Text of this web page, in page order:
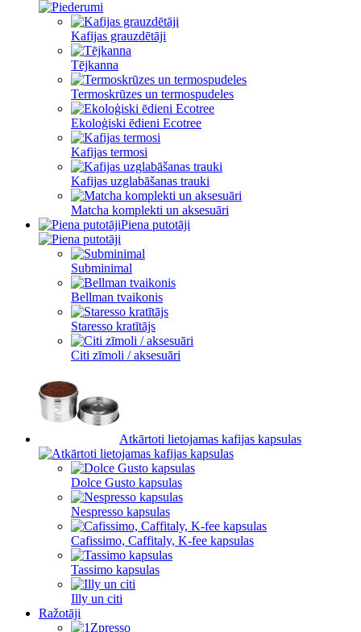
Kafijas grauzdētāji
Tējkanna
Termoskrūzes un termospudeles
Ekoloģiski ēdieni Ecotree
Kafijas termosi
Kafijas uzglabāšanas trauki
Matcha komplekti un aksesuāri
Piena putotāji
Subminimal
Bellman tvaikonis
Staresso kratītājs
Citi zīmoli / aksesuāri
Atkārtoti lietojamas kafijas kapsulas
Dolce Gusto kapsulas
Nespresso kapsulas
Cafissimo, Caffitaly, K-fee kapsulas
Tassimo kapsulas
Illy un citi
Ražotāji